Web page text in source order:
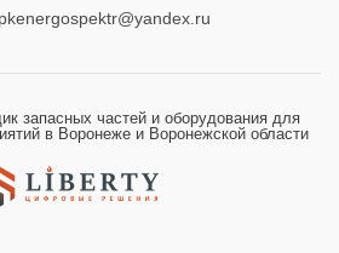
запасных частей и оборудования для
в Воронеже и Воронежской области